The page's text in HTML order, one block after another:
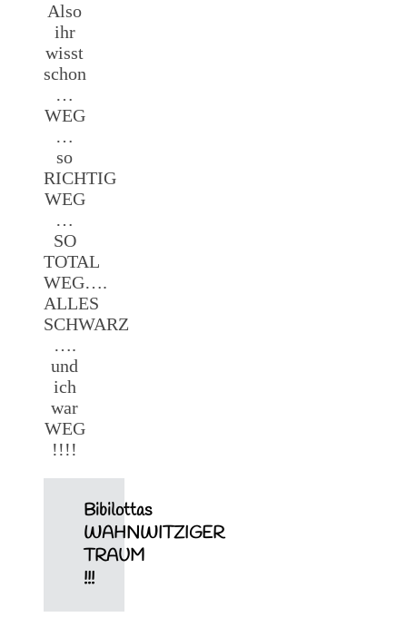
Also
ihr
wisst
schon
…
WEG
…
so
RICHTIG
WEG
…
SO
TOTAL
WEG….
ALLES
SCHWARZ
….
und
ich
war
WEG
!!!!
Bibilottas
WAHNWITZIGER
TRAUM
!!!